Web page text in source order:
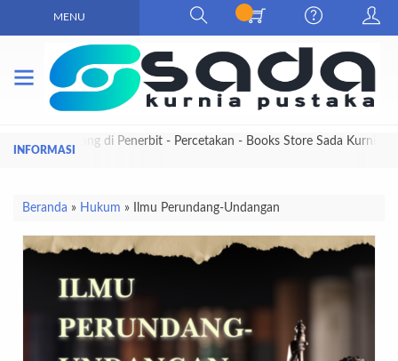
MENU
Selamat Datang di Penerbit - Percetakan - Books Store Sada Kurnia
Beranda » Hukum » Ilmu Perundang-Undangan